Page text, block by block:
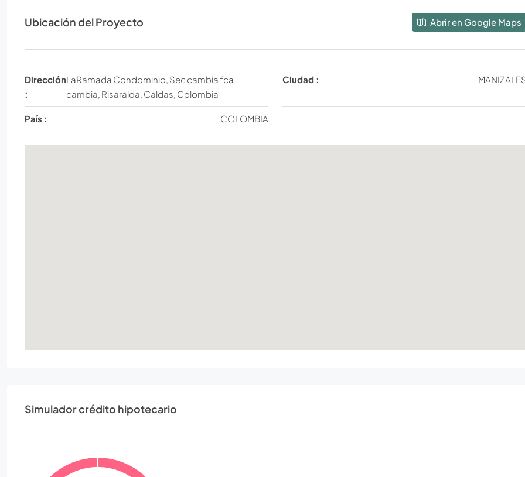
Ubicación del Proyecto Abrir en Google Maps
Dirección
:
LaRamada Condominio, Sec cambia fca
cambia, Risaralda, Caldas, Colombia
Ciudad :
País : COLOMBIA
Simulador crédito hipotecario